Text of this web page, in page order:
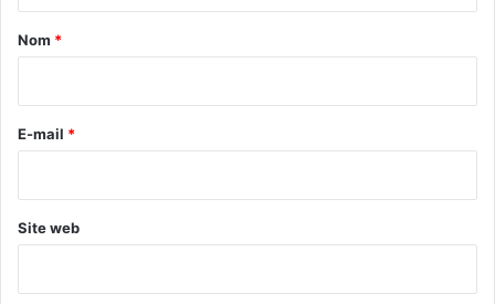
a
e
Nom *
E-mail *
Site web